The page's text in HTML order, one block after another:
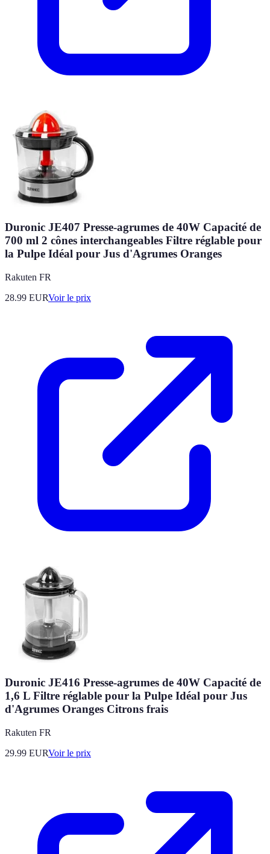
Duronic JE407 Presse-agrumes de 40W Capacité de
700 ml 2 cônes interchangeables Filtre réglable pour
la Pulpe Idéal pour Jus d'Agrumes Oranges
Rakuten FR
28.99 EURVoir le prix
Duronic JE416 Presse-agrumes de 40W Capacité de
1,6 L Filtre réglable pour la Pulpe Idéal pour Jus
d'Agrumes Oranges Citrons frais
Rakuten FR
29.99 EURVoir le prix